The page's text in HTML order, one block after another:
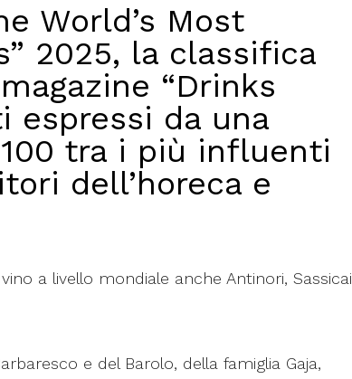
World’s Most
2025, la classifica
“Drinks
espressi da una
tra i più influenti
dell’horeca e
a livello mondiale anche Antinori,
e del Barolo, della famiglia Gaja,